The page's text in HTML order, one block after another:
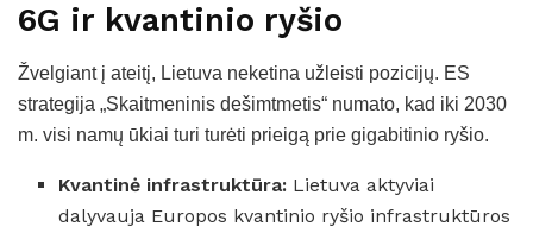
6G ir kvantinio ryšio
Žvelgiant į ateitį, Lietuva neketina užleisti pozicijų. ES
strategija „Skaitmeninis dešimtmetis“ numato, kad iki 2030
m. visi namų ūkiai turi turėti prieigą prie gigabitinio ryšio.
Kvantinė infrastruktūra: Lietuva aktyviai
dalyvauja Europos kvantinio ryšio infrastruktūros